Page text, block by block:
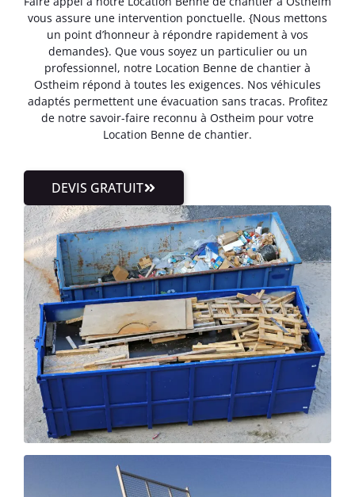
vous assure une intervention ponctuelle. {Nous mettons
un point d’honneur à répondre rapidement à vos
demandes}. Que vous soyez un particulier ou un
professionnel, notre Location Benne de chantier à
Ostheim répond à toutes les exigences. Nos véhicules
adaptés permettent une évacuation sans tracas. Profitez
de notre savoir-faire reconnu à Ostheim pour votre
Location Benne de chantier.
DEVIS GRATUIT